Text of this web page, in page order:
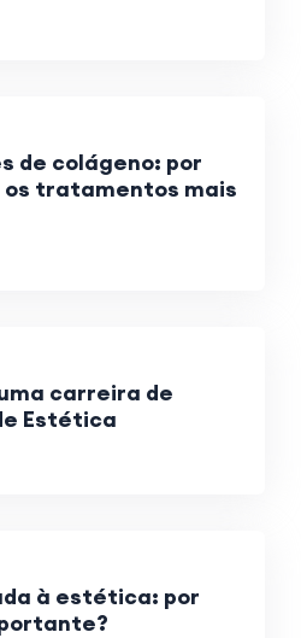
de colágeno: por
tratamentos mais
carreira de
Estética
à estética: por